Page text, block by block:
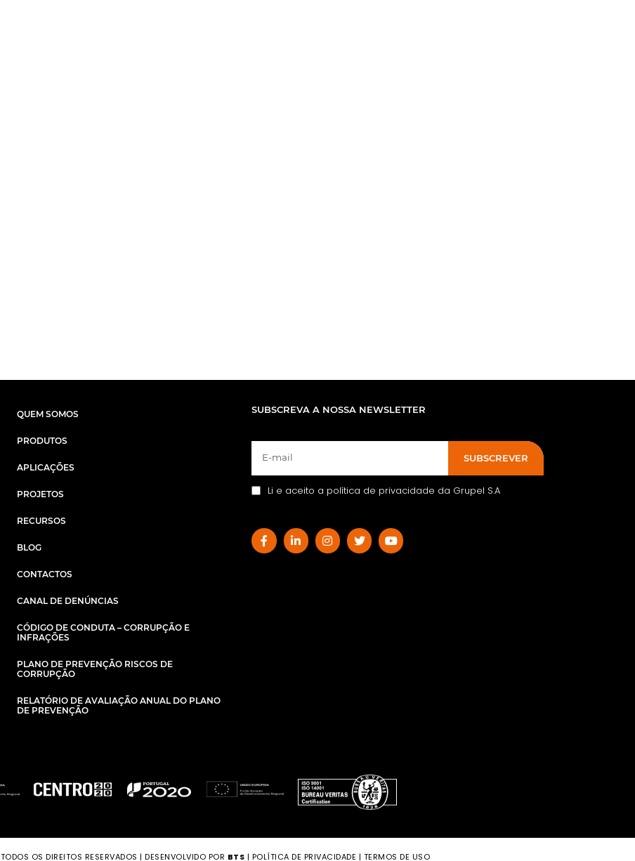
QUEM SOMOS
PRODUTOS
APLICAÇÕES
PROJETOS
RECURSOS
BLOG
CONTACTOS
CANAL DE DENÚNCIAS
CÓDIGO DE CONDUTA – CORRUPÇÃO E
INFRAÇÕES
PLANO DE PREVENÇÃO RISCOS DE
CORRUPÇÃO
RELATÓRIO DE AVALIAÇÃO ANUAL DO PLANO
DE PREVENÇÃO
SUBSCREVA A NOSSA NEWSLETTER
SUBSCREVER
Li e aceito a política de privacidade da Grupel S.A
TODOS OS DIREITOS RESERVADOS | DESENVOLVIDO POR BTS | POLÍTICA DE PRIVACIDADE | TERMOS DE USO